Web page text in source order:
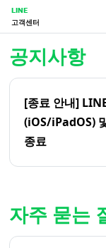
LINE
고객센터
공지사항
[종료 안내]
(iOS/iPadOS)
종료
자주 묻는